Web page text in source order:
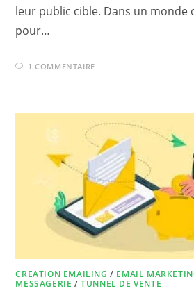
leur public cible. Dans un monde
pour…
1 COMMENTAIRE
CREATION EMAILING / EMAIL
MESSAGERIE /TUNNEL DE VENTE